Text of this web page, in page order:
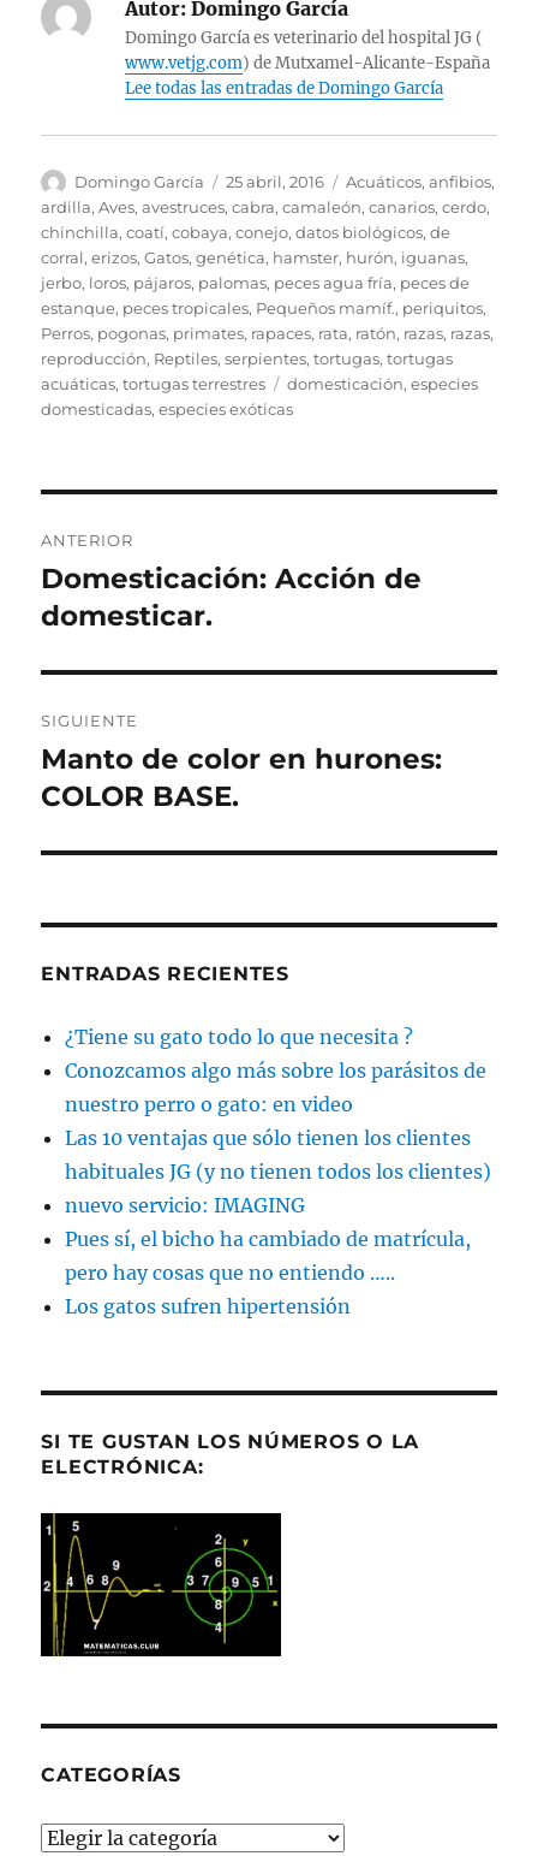
Autor: Domingo García
Domingo García es veterinario del hospital JG (
www.vetjg.com) de Mutxamel-Alicante-España
Lee todas las entradas de Domingo García
Autor
Domingo García
Publicado
el
25 abril, 2016 Categorías
Acuáticos,anfibios,
ardilla,Aves,avestruces,cabra,camaleón,canarios,cerdo,
chinchilla,coatí,cobaya,conejo,datos biológicos,de
corral,erizos,Gatos,genética, hamster, hurón, iguanas,
jerbo, loros, pájaros, palomas, peces agua fría, peces de
estanque, peces tropicales, Pequeños mamíf., periquitos,
Perros, pogonas, primates, rapaces, rata, ratón, razas, razas,
reproducción, Reptiles,serpientes,tortugas,tortugas
acuáticas,tortugas terrestres Etiquetas
domesticación,especies
domesticadas,especies exóticas
de
entradas
ANTERIOR
Entrada
anterior:
Domesticación: Acción de
domesticar.
SIGUIENTE
Entrada
siguiente:
Manto de color en hurones:
COLOR BASE.
ENTRADAS RECIENTES
¿Tiene su gato todo lo que necesita ?
Conozcamos algo más sobre los parásitos de
nuestro perro o gato: en video
Las 10 ventajas que sólo tienen los clientes
habituales JG (y no tienen todos los clientes)
nuevo servicio: IMAGING
Pues sí, el bicho ha cambiado de matrícula,
pero hay cosas que no entiendo …..
Los gatos sufren hipertensión
SI TE GUSTAN LOS NÚMEROS O LA
ELECTRÓNICA:
CATEGORÍAS
Categorías